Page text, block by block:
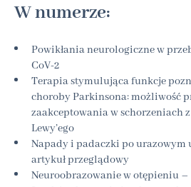
W numerze:
Powikłania neurologiczne w
CoV-2
Terapia stymulująca funkcje
choroby Parkinsona: możliwość
zaakceptowania w schorzeniach
Lewy’ego
Napady i padaczki po urazowym
artykuł przeglądowy
Neuroobrazowanie w otępieniu